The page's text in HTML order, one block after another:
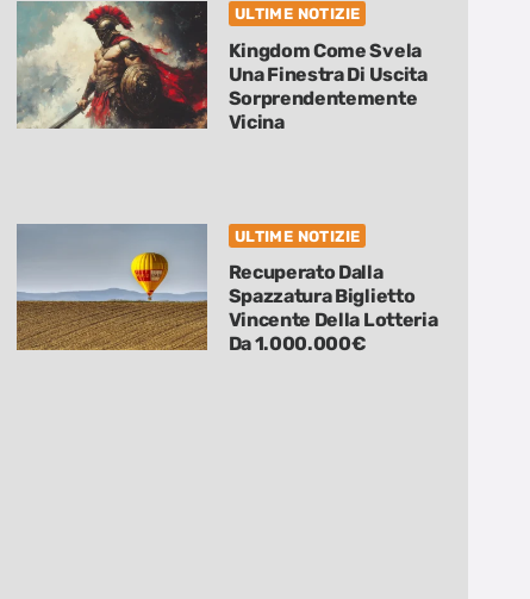
ULTIME NOTIZIE
Kingdom Come Svela
Una Finestra Di Uscita
Sorprendentemente
Vicina
ULTIME NOTIZIE
Recuperato Dalla
Spazzatura Biglietto
Vincente Della Lotteria
Da 1.000.000€